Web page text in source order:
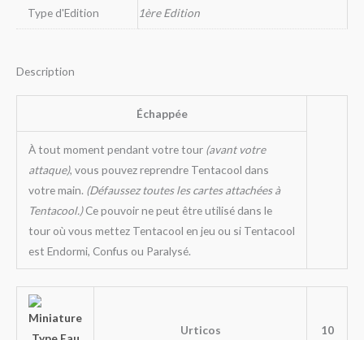
Type d'Edition 1ère Edition
Description
Échappée
À tout moment pendant votre tour (avant votre
attaque), vous pouvez reprendre Tentacool dans
votre main. (Défaussez toutes les cartes attachées à
Tentacool.)Ce pouvoir ne peut être utilisé dans le
tour où vous mettez Tentacool en jeu ou si Tentacool
est Endormi, Confus ou Paralysé.
Urticos 10